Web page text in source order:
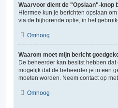
Waarvoor dient de "Opslaan"-knop
Hiermee kun je berichten opslaan
via de bijhorende optie, in het
Omhoog
Waarom moet mijn bericht
De beheerder kan beslist hebben
mogelijk dat de beheerder je in een
moeten worden. Neem contact op
Omhoog